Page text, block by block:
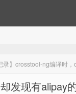
录】crosstool-ng编译时
发现有alipay